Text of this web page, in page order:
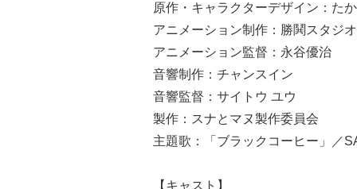
原作・キャラクターデザイン：た
アニメーション制作：勝鬨スタジオ
アニメーション監督：永谷優治
音響制作：チャンスイン
音響監督：サイトウ ユウ
製作：スナとマヌ製作委員会
主題歌：「ブラックコーヒー」／
【キャスト】